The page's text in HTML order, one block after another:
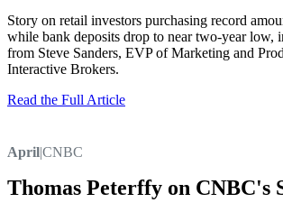
Story on retail investors purchasing record
while bank deposits drop to near two-year low,
from Steve Sanders, EVP of Marketing and
Interactive Brokers.
Read the Full Article
April|CNBC
Thomas Peterffy on CNBC's